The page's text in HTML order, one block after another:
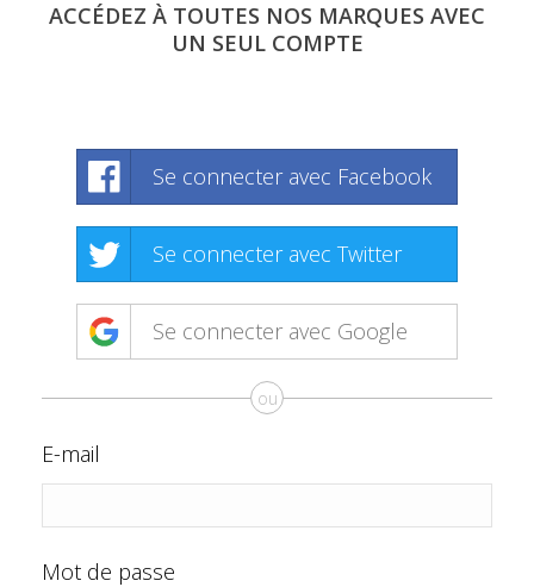
ACCÉDEZ À TOUTES NOS MARQUES AVEC
UN SEUL COMPTE
Se connecter avec Facebook
Se connecter avec Twitter
Se connecter avec Google
ou
E-mail
Mot de passe